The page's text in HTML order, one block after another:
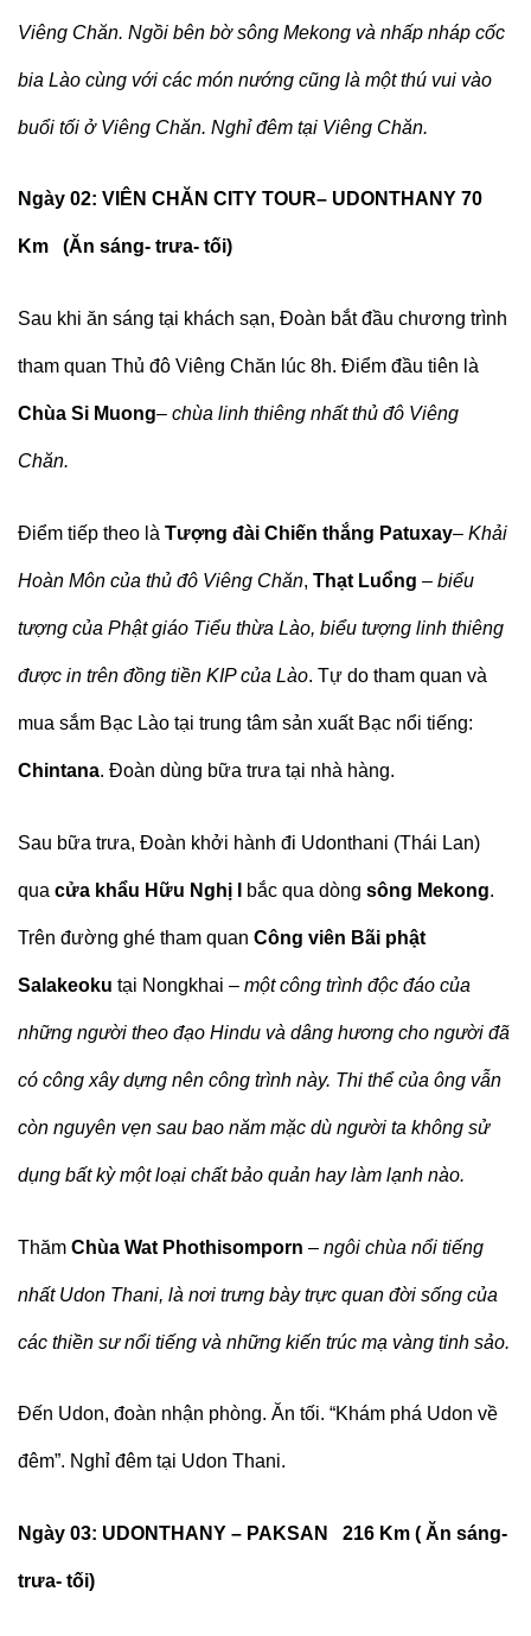
Viêng Chăn. Ngồi bên bờ sông Mekong và nhấp nháp cốc
bia Lào cùng với các món nướng cũng là một thú vui vào
buổi tối ở Viêng Chăn. Nghỉ đêm tại Viêng Chăn.
Ngày 02: VIÊN CHĂN CITY TOUR– UDONTHANY 70
Km (Ăn sáng- trưa- tối)
Sau khi ăn sáng tại khách sạn, Đoàn bắt đầu chương trình
tham quan Thủ đô Viêng Chăn lúc 8h. Điểm đầu tiên là
Chùa Si Muong– chùa linh thiêng nhất thủ đô Viêng
Chăn.
Điểm tiếp theo là Tượng đài Chiến thắng Patuxay– Khải
Hoàn Môn của thủ đô Viêng Chăn, Thạt Luổng – biểu
tượng của Phật giáo Tiểu thừa Lào, biểu tượng linh thiêng
được in trên đồng tiền KIP của Lào. Tự do tham quan và
mua sắm Bạc Lào tại trung tâm sản xuất Bạc nổi tiếng:
Chintana. Đoàn dùng bữa trưa tại nhà hàng.
Sau bữa trưa, Đoàn khởi hành đi Udonthani (Thái Lan)
qua cửa khẩu Hữu Nghị I bắc qua dòng sông Mekong.
Trên đường ghé tham quan Công viên Bãi phật
Salakeoku tại Nongkhai – một công trình độc đáo của
những người theo đạo Hindu và dâng hương cho người đã
có công xây dựng nên công trình này. Thi thể của ông vẫn
còn nguyên vẹn sau bao năm mặc dù người ta không sử
dụng bất kỳ một loại chất bảo quản hay làm lạnh nào.
Thăm Chùa Wat Phothisomporn – ngôi chùa nổi tiếng
nhất Udon Thani, là nơi trưng bày trực quan đời sống của
các thiền sư nổi tiếng và những kiến trúc mạ vàng tinh sảo.
Đến Udon, đoàn nhận phòng. Ăn tối. “Khám phá Udon về
đêm”. Nghỉ đêm tại Udon Thani.
Ngày 03: UDONTHANY – PAKSAN 216 Km ( Ăn sáng-
trưa- tối)